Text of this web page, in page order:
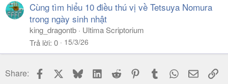
Cùng tìm hiểu 10 điều thú vị về Tetsuya Nomura
trong ngày sinh nhật
king_dragontb
Ultima Scriptorium
Trả lời 0 15/3/26
Share: Facebook BlueskyLinkedIn
Reddit PinterestTumblr WhatsApp
Email